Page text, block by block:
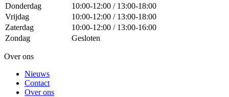
Donderdag
10:00-12:00 / 13:00-18:00
Vrijdag
10:00-12:00 / 13:00-18:00
Zaterdag
10:00-12:00 / 13:00-16:00
Zondag
Gesloten
Over ons
Nieuws
Contact
Over ons